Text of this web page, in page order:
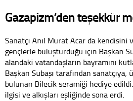
Gazapizm’den teşekkür
Sanatçı Anıl Murat Acar da kendisini
gençlerle buluşturduğu için Başkan
alandaki vatandaşların bayramını
Başkan Subaşı tarafından
bulunan Bilecik seramiği hediye
ilgisi ve alkışları eşliğinde sona erdi.